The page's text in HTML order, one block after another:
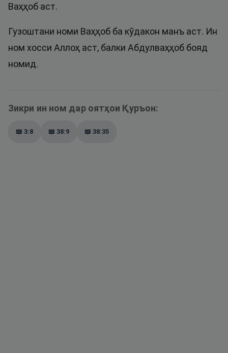
Ваҳҳоб аст.
Гузоштани номи Ваҳҳоб ба кӯдакон манъ аст. Ин
ном хосси Аллоҳ аст, балки Абдулваҳҳоб бояд
номид.
Зикри ин ном дар оятҳои Қуръон:
📖 3:8 📖 38:9 📖 38:35